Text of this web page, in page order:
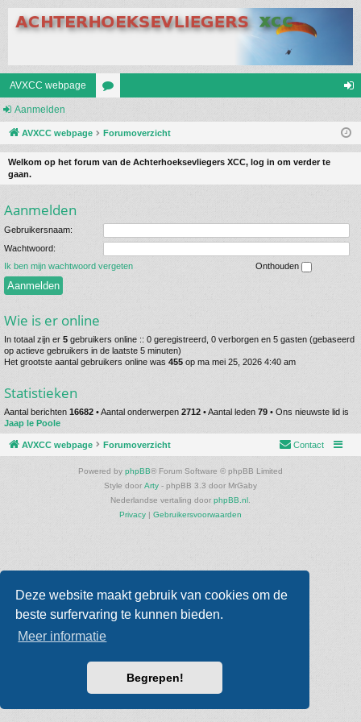
Deze website maakt gebruik van cookies om de
beste surfervaring te kunnen bieden.
Meer informatie
Begrepen!
AVXCC webpage
u
m
s
m
de
Aanmelden
AVXCC webpage Forumoverzicht
Welkom op het forum van de Achterhoeksevliegers XCC, log in om verder te
gaan.
Aanmelden
Gebruikersnaam:
Wachtwoord:
Ik ben mijn wachtwoord vergeten
Onthouden
Wie is er online
In totaal zijn er 5 gebruikers online :: 0 geregistreerd, 0 verborgen en 5 gasten (gebaseerd
op actieve gebruikers in de laatste 5 minuten)
Het grootste aantal gebruikers online was 455 op ma mei 25, 2026 4:40 am
Statistieken
Aantal berichten 16682 • Aantal onderwerpen 2712 • Aantal leden 79 • Ons nieuwste lid is
Jaap le Poole
AVXCC webpage Forumoverzicht Contact
Powered by phpBB® Forum Software © phpBB Limited
Style door Arty - phpBB 3.3 door MrGaby
Nederlandse vertaling door phpBB.nl
Privacy | Gebruikersvoorwaarden